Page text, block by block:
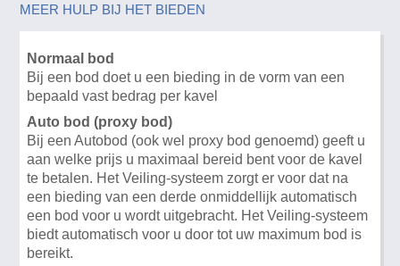
MEER HULP BIJ HET BIEDEN
Normaal bod
Bij een bod doet u een bieding in de vorm van een
bepaald vast bedrag per kavel
Auto bod (proxy bod)
Bij een Autobod (ook wel proxy bod genoemd) geeft u
aan welke prijs u maximaal bereid bent voor de kavel
te betalen. Het Veiling-systeem zorgt er voor dat na
een bieding van een derde onmiddellijk automatisch
een bod voor u wordt uitgebracht. Het Veiling-systeem
biedt automatisch voor u door tot uw maximum bod is
bereikt.